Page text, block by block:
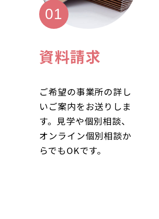
資料請求
ご希望の事業所の詳し
いご案内をお送りしま
す。見学や個別相談、
オンライン個別相談か
らでもOKです。